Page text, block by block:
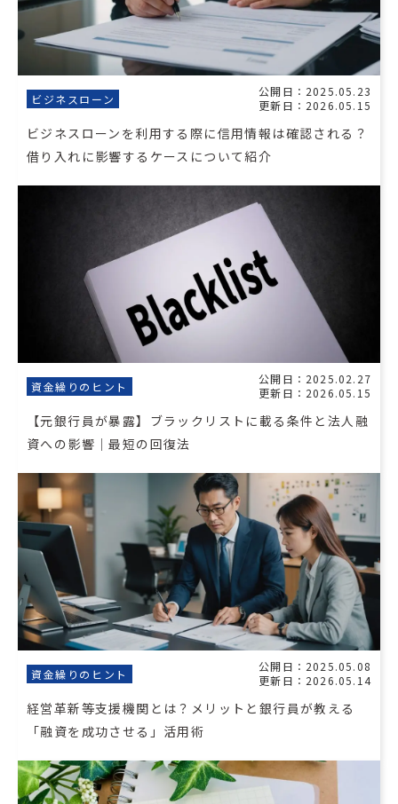
ビジネスローン
公開日：2025.05.23
更新日：2026.05.15
ビジネスローンを利用する際に信用情報は確認される？
借り入れに影響するケースについて紹介
資金繰りのヒント
公開日：2025.02.27
更新日：2026.05.15
【元銀行員が暴露】ブラックリストに載る条件と法人融
資への影響｜最短の回復法
資金繰りのヒント
公開日：2025.05.08
更新日：2026.05.14
経営革新等支援機関とは？メリットと銀行員が教える
「融資を成功させる」活用術